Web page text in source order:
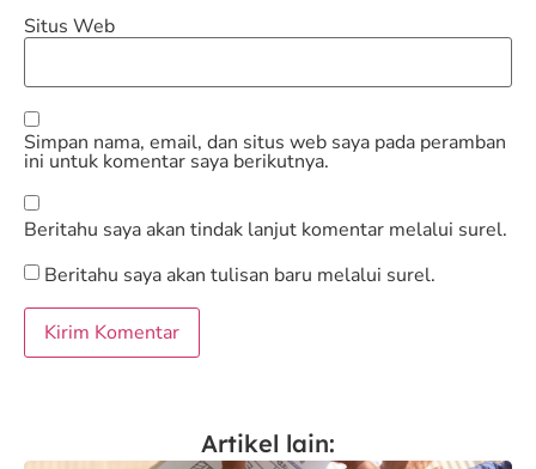
Situs Web
Simpan nama, email, dan situs web saya pada peramban
ini untuk komentar saya berikutnya.
Beritahu saya akan tindak lanjut komentar melalui surel.
Beritahu saya akan tulisan baru melalui surel.
Artikel lain: